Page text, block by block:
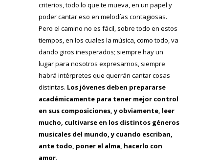
criterios, todo lo que te mueva, en un papel y
poder cantar eso en melodías contagiosas.
Pero el camino no es fácil, sobre todo en estos
tiempos, en los cuales la música, como todo, va
dando giros inesperados; siempre hay un
lugar para nosotros expresarnos, siempre
habrá intérpretes que querrán cantar cosas
distintas. Los jóvenes deben prepararse
académicamente para tener mejor control
en sus composiciones, y obviamente, leer
mucho, cultivarse en los distintos géneros
musicales del mundo, y cuando escriban,
ante todo, poner el alma, hacerlo con
amor.